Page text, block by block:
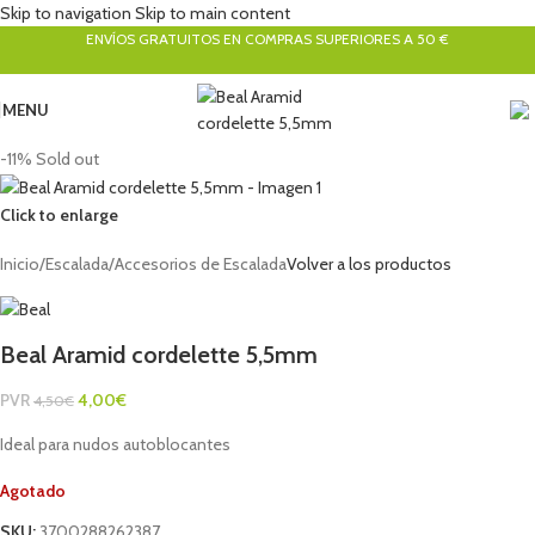
Skip to navigation Skip to main content
ENVÍOS GRATUITOS EN COMPRAS SUPERIORES A 50 €
MENU
-11% Sold out
Click to enlarge
Inicio/Escalada/Accesorios de EscaladaVolver a los productos
Beal Aramid cordelette 5,5mm
PVR 4,50€ 4,00€
Ideal para nudos autoblocantes
Agotado